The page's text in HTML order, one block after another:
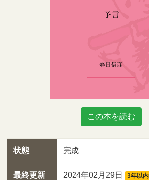
この本を読む
状態 完成
最終更新
2024年02月29日 3年以内